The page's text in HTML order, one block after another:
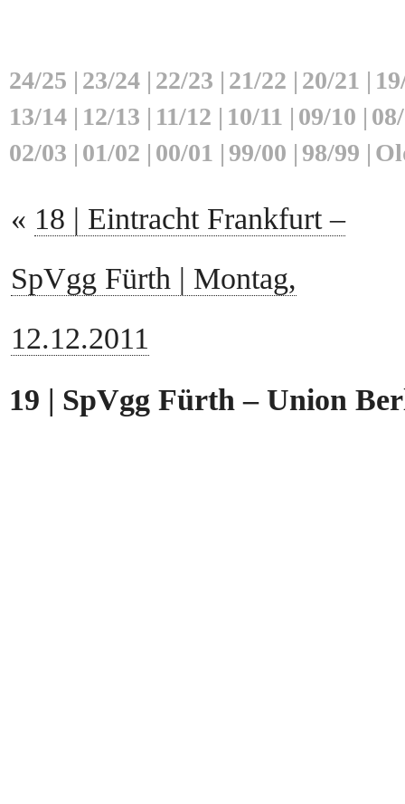
24/25 | 23/24 | 22/23 | 21/22 | 20/21 |
13/14 | 12/13 | 11/12 | 10/11 | 09/10 |
02/03 | 01/02 | 00/01 | 99/00 | 98/99 |
« 18 | Eintracht Frankfurt –
SpVgg Fürth | Montag,
12.12.2011
19 | SpVgg Fürth – Union